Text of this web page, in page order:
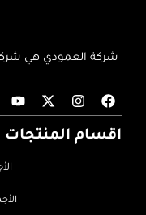
شركة العمودي هي
اقسام المنتجات